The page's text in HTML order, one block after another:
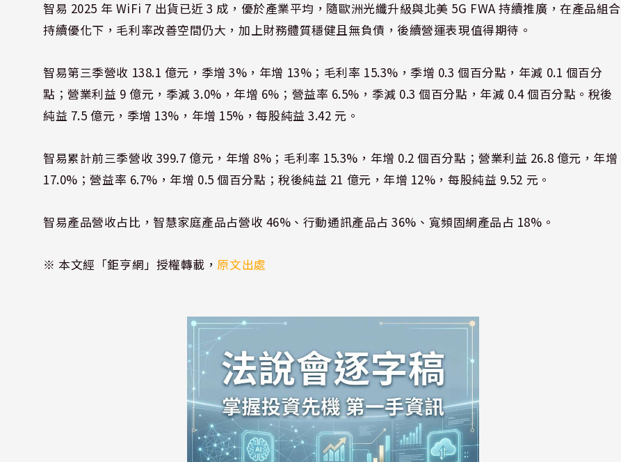
智易 2025 年 WiFi 7 出貨已近 3 成，優於產業平均，隨歐洲光纖升級與北美 5G FWA 持續推廣，在產品組合
持續優化下，毛利率改善空間仍大，加上財務體質穩健且無負債，後續營運表現值得期待。
智易第三季營收 138.1 億元，季增 3%，年增 13%；毛利率 15.3%，季增 0.3 個百分點，年減 0.1 個百分
點；營業利益 9 億元，季減 3.0%，年增 6%；營益率 6.5%，季減 0.3 個百分點，年減 0.4 個百分點。稅後
純益 7.5 億元，季增 13%，年增 15%，每股純益 3.42 元。
智易累計前三季營收 399.7 億元，年增 8%；毛利率 15.3%，年增 0.2 個百分點；營業利益 26.8 億元，年增
17.0%；營益率 6.7%，年增 0.5 個百分點；稅後純益 21 億元，年增 12%，每股純益 9.52 元。
智易產品營收占比，智慧家庭產品占營收 46%、行動通訊產品占 36%、寬頻固網產品占 18%。
※ 本文經「鉅亨網」授權轉載，原文出處